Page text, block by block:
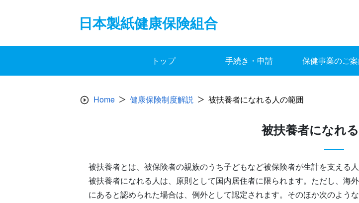
日本製紙健康保険組合
トップ 手続き・申請 保健事業のご
Home 健康保険制度解説 被扶養者になれる人の範囲
被扶養者になれ
被扶養者とは、被保険者の親族のうち子どもなど被保険者が生計を支える人
被扶養者になれる人は、原則として国内居住者に限られます。ただし、海
にあると認められた場合は、例外として認定されます。そのほか次のような